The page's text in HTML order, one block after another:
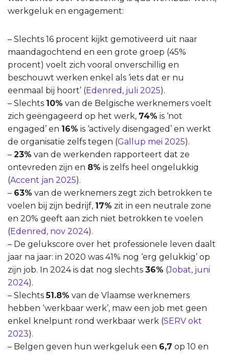
werkgeluk en engagement:
– Slechts 16 procent kijkt gemotiveerd uit naar
maandagochtend en een grote groep (45%
procent) voelt zich vooral onverschillig en
beschouwt werken enkel als ‘iets dat er nu
eenmaal bij hoort’ (Edenred, juli 2025).
– Slechts 10% van de Belgische werknemers voelt
zich geëngageerd op het werk, 74% is ‘not
engaged’ en 16% is ‘actively disengaged’ en werkt
de organisatie zelfs tegen (Gallup mei 2025).
– 23% van de werkenden rapporteert dat ze
ontevreden zijn en 8% is zelfs heel ongelukkig
(Accent jan 2025).
– 63% van de werknemers zegt zich betrokken te
voelen bij zijn bedrijf, 17% zit in een neutrale zone
en 20% geeft aan zich niet betrokken te voelen
(Edenred, nov 2024).
– De gelukscore over het professionele leven daalt
jaar na jaar: in 2020 was 41% nog ‘erg gelukkig’ op
zijn job. In 2024 is dat nog slechts 36% (Jobat, juni
2024).
– Slechts51.8% van de Vlaamse werknemers
hebben ‘werkbaar werk’, maw een job met geen
enkel knelpunt rond werkbaar werk (SERV okt
2023).
– Belgen geven hun werkgeluk een 6,7 op 10 en